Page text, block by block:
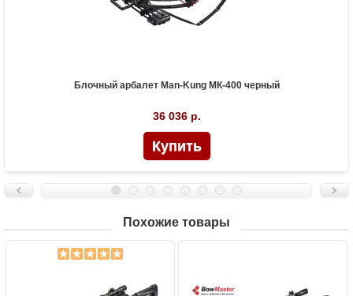
Блочный арбалет Man-Kung МК-400 черный
36 036 р.
Похожие товары